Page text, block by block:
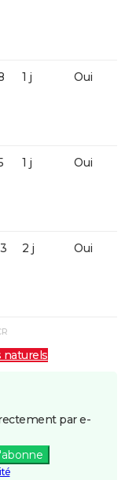
1 j Oui
1 j Oui
2 j Oui
naturels
par e-